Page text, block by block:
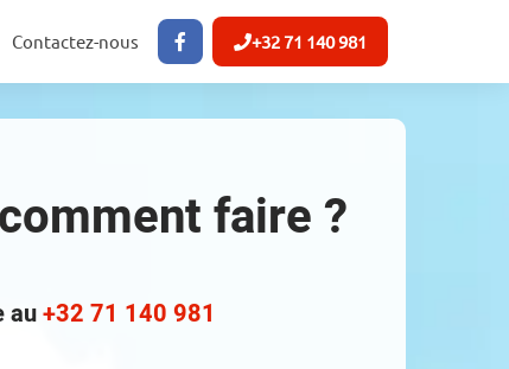
Contactez-nous +32 71 140 981
faire ?
au+32 71 140 981